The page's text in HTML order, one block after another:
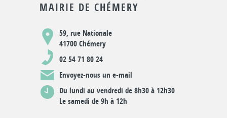
MAIRIE DE CHÉMERY
59, rue Nationale
41700 Chémery
02 54 71 80 24
Envoyez-nous un e-mail
Du lundi au vendredi de 8h30 à 12h30
Le samedi de 9h à 12h